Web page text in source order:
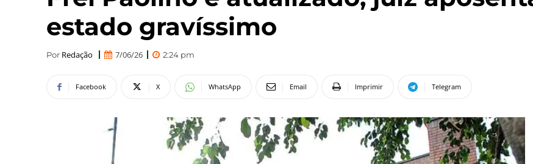
estado gravíssimo
Por Redação 7/06/26 2:24 pm
Facebook X WhatsApp Email Imprimir Telegram